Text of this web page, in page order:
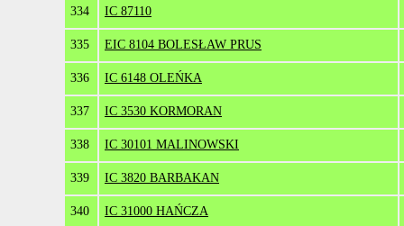
334 IC 87110
335 EIC 8104 BOLESŁAW PRUS
336 IC 6148 OLEŃKA
337 IC 3530 KORMORAN
338 IC 30101 MALINOWSKI
339 IC 3820 BARBAKAN
340 IC 31000 HAŃCZA